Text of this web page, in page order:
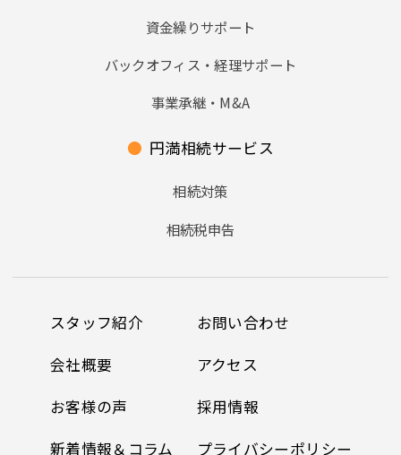
資金繰りサポート
バックオフィス・経理サポート
事業承継・M&A
● 円満相続サービス
相続対策
相続税申告
スタッフ紹介
会社概要
お客様の声
新着情報＆コラム
お問い合わせ
アクセス
採用情報
プライバシーポリシー